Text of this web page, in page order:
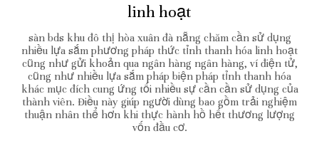
linh hoạt
sàn bds khu đô thị hòa xuân đà nẵng chăm cần sử dụng
nhiều lựa sắm phương pháp thức tỉnh thanh hóa linh hoạt
cũng như gửi khoản qua ngân hàng ngân hàng, ví điện tử,
cũng như nhiều lựa sắm pháp biện pháp tỉnh thanh hóa
khác mục đích cung ứng tối nhiều sự cần cần sử dụng của
thành viên. Điều này giúp người dùng bao gồm trải nghiệm
thuận nhân thể hơn khi thực hành hồ hết thương lượng
vốn đầu cơ.